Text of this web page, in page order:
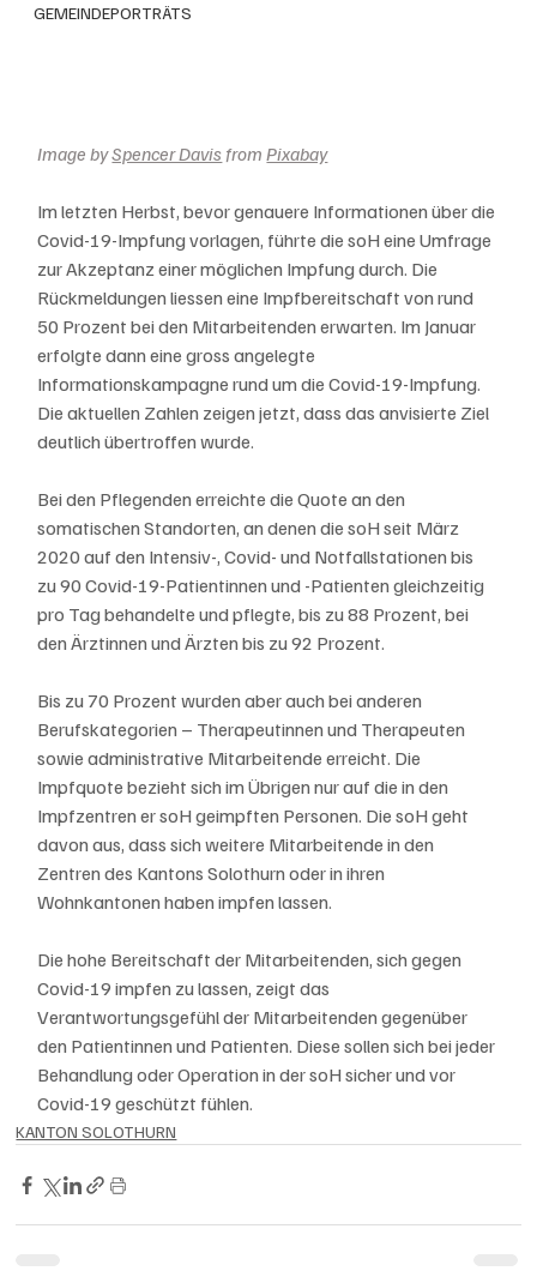
GEMEINDEPORTRÄTS
Image by Spencer Davis from Pixabay
Im letzten Herbst, bevor genauere Informationen über die
Covid-19-Impfung vorlagen, führte die soH eine Umfrage
zur Akzeptanz einer möglichen Impfung durch. Die
Rückmeldungen liessen eine Impfbereitschaft von rund
50 Prozent bei den Mitarbeitenden erwarten. Im Januar
erfolgte dann eine gross angelegte
Informationskampagne rund um die Covid-19-Impfung.
Die aktuellen Zahlen zeigen jetzt, dass das anvisierte Ziel
deutlich übertroffen wurde.
Bei den Pflegenden erreichte die Quote an den
somatischen Standorten, an denen die soH seit März
2020 auf den Intensiv-, Covid- und Notfallstationen bis
zu 90 Covid-19-Patientinnen und -Patienten gleichzeitig
pro Tag behandelte und pflegte, bis zu 88 Prozent, bei
den Ärztinnen und Ärzten bis zu 92 Prozent.
Bis zu 70 Prozent wurden aber auch bei anderen
Berufskategorien – Therapeutinnen und Therapeuten
sowie administrative Mitarbeitende erreicht. Die
Impfquote bezieht sich im Übrigen nur auf die in den
Impfzentren er soH geimpften Personen. Die soH geht
davon aus, dass sich weitere Mitarbeitende in den
Zentren des Kantons Solothurn oder in ihren
Wohnkantonen haben impfen lassen.
Die hohe Bereitschaft der Mitarbeitenden, sich gegen
Covid-19 impfen zu lassen, zeigt das
Verantwortungsgefühl der Mitarbeitenden gegenüber
den Patientinnen und Patienten. Diese sollen sich bei jeder
Behandlung oder Operation in der soH sicher und vor
Covid-19 geschützt fühlen.
KANTON SOLOTHURN